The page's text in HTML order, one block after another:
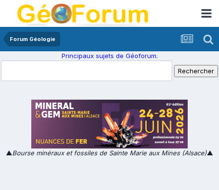
Forum Géologie
Principaux sujets de Géoforum.
▲Bourse minéraux et fossiles de Sainte Marie aux Mines (Alsace)▲